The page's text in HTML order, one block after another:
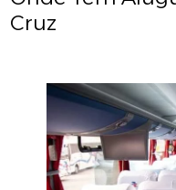
Cruz